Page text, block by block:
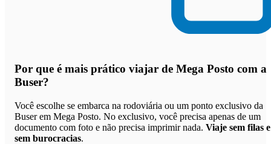
Por que é mais prático viajar de Mega Posto com a
Buser?
Você escolhe se embarca na rodoviária ou um ponto exclusivo da
Buser em Mega Posto. No exclusivo, você precisa apenas de um
documento com foto e não precisa imprimir nada. Viaje sem filas e
sem burocracias.